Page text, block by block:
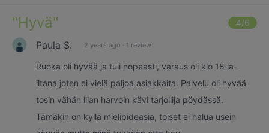
"Hyvä" 4/6
Paula S. 2 years ago · 1 review
Ruoka oli hyvää ja tuli nopeasti, varaus oli klo 18 la-
iltana joten ei vielä paljoa asiakkaita. Palvelu oli hyvää
tosin vähän liian harvoin kävi tarjoilija pöydässä.
Tämäkin on kyllä mielipideasia, toiset ei halua usein